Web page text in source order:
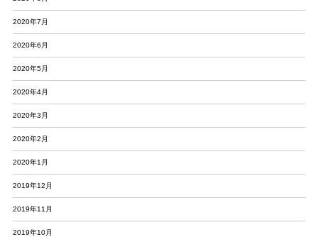
2020年7月
2020年6月
2020年5月
2020年4月
2020年3月
2020年2月
2020年1月
2019年12月
2019年11月
2019年10月